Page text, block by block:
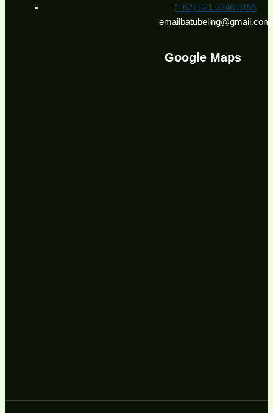
(+62) 821 3246 0155
emailbatubeling@gmail.com
Google Maps